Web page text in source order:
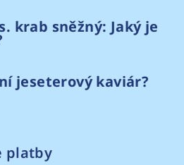
krab sněžný: Jaký je
jeseterový kaviár?
platby